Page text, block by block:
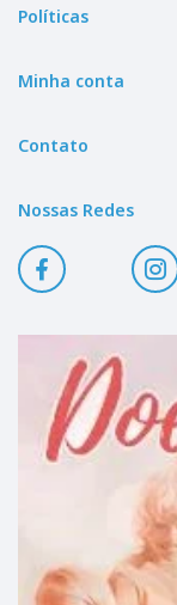
Políticas
Minha conta
Contato
Nossas Redes